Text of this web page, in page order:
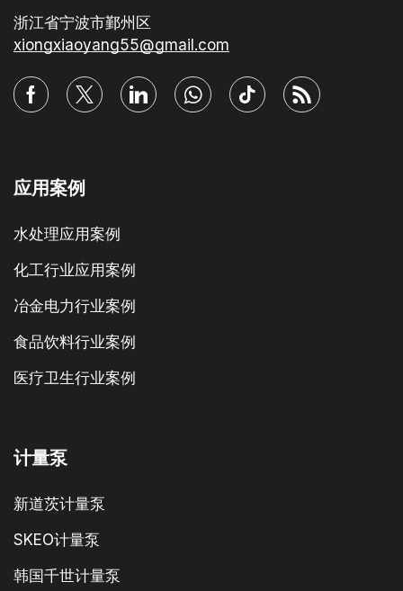
浙江省宁波市鄞州区
xiongxiaoyang55@gmail.com
应用案例
水处理应用案例
化工行业应用案例
冶金电力行业案例
食品饮料行业案例
医疗卫生行业案例
计量泵
新道茨计量泵
SKEO计量泵
韩国千世计量泵